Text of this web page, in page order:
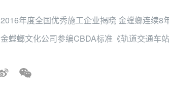
2016年度全国优秀施工企业揭晓 金螳螂连续8
金螳螂文化公司参编CBDA标准《轨道交通车